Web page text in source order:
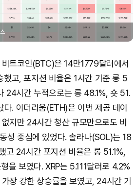
트코인(BTC)은 14만1779달러에서
했고, 포지션 비율은 1시간 기준 롱 5
24시간 누적으로는 롱 48.1%, 숏 51.
. 이더리움(ETH)은 이번 제공 데이
지만 24시간 청산 규모만으로도 비
성 중심에 있었다. 솔라나(SOL)는 18
고 24시간 포지션 비율은 롱 51.1%,
을 보였다. XRP는 5.111달러로 4.2%
장 강한 상승률을 보였고, 24시간 기